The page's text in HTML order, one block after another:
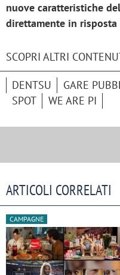
nuove caratteristiche
direttamente in
SCOPRI ALTRI
DENTSU GARE
SPOT
WE ARE PI
ARTICOLI CORRELATI
CAMPAGNE